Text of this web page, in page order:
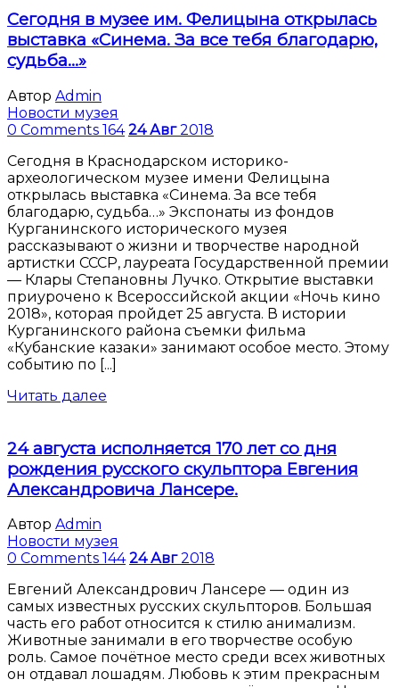
Сегодня в музее им. Фелицына открылась
выставка «Синема. За все тебя благодарю,
судьба…»
Автор Admin
Новости музея
0 Comments 164 24 Авг2018
Сегодня в Краснодарском историко-
археологическом музее имени Фелицына
открылась выставка «Синема. За все тебя
благодарю, судьба…» Экспонаты из фондов
Курганинского исторического музея
рассказывают о жизни и творчестве народной
артистки СССР, лауреата Государственной премии
— Клары Степановны Лучко. Открытие выставки
приурочено к Всероссийской акции «Ночь кино
2018», которая пройдет 25 августа. В истории
Курганинского района съемки фильма
«Кубанские казаки» занимают особое место. Этому
событию по [...]
Читать далее
24 августа исполняется 170 лет со дня
рождения русского скульптора Евгения
Александровича Лансере.
Автор Admin
Новости музея
0 Comments 144 24 Авг2018
Евгений Александрович Лансере — один из
самых известных русских скульпторов. Большая
часть его работ относится к стилю анимализм.
Животные занимали в его творчестве особую
роль. Самое почётное место среди всех животных
он отдавал лошадям. Любовь к этим прекрасным